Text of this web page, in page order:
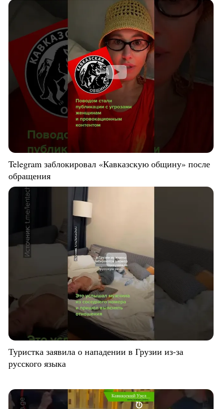
Telegram заблокировал «Кавказскую общину» после
обращения
Туристка заявила о нападении в Грузии из-за
русского языка